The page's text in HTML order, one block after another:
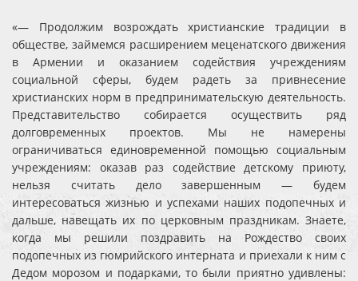
«— Продолжим возрождать христианские традиции в
обществе, займемся расширением меценатского движения
в Армении и оказанием содействия учреждениям
социальной сферы, будем радеть за привнесение
христианских норм в предпринимательскую деятельность.
Представительство собирается осуществить ряд
долговременных проектов. Мы не намерены
ограничиваться единовременной помощью социальным
учреждениям: оказав раз содействие детскому приюту,
нельзя считать дело завершенным — будем
интересоваться жизнью и успехами наших подопечных и
дальше, навещать их по церковным праздникам. Знаете,
когда мы решили поздравить на Рождество своих
подопечных из гюмрийского интерната и приехали к ним с
Дедом морозом и подарками, то были приятно удивлены: